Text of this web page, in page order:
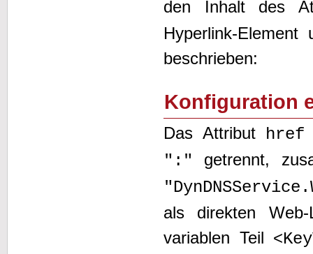
den Inhalt des
Hyperlink-Element
beschrieben:
Konfiguration
Das Attribut href
":"
getrennt,
als direkten
variablen Teil <